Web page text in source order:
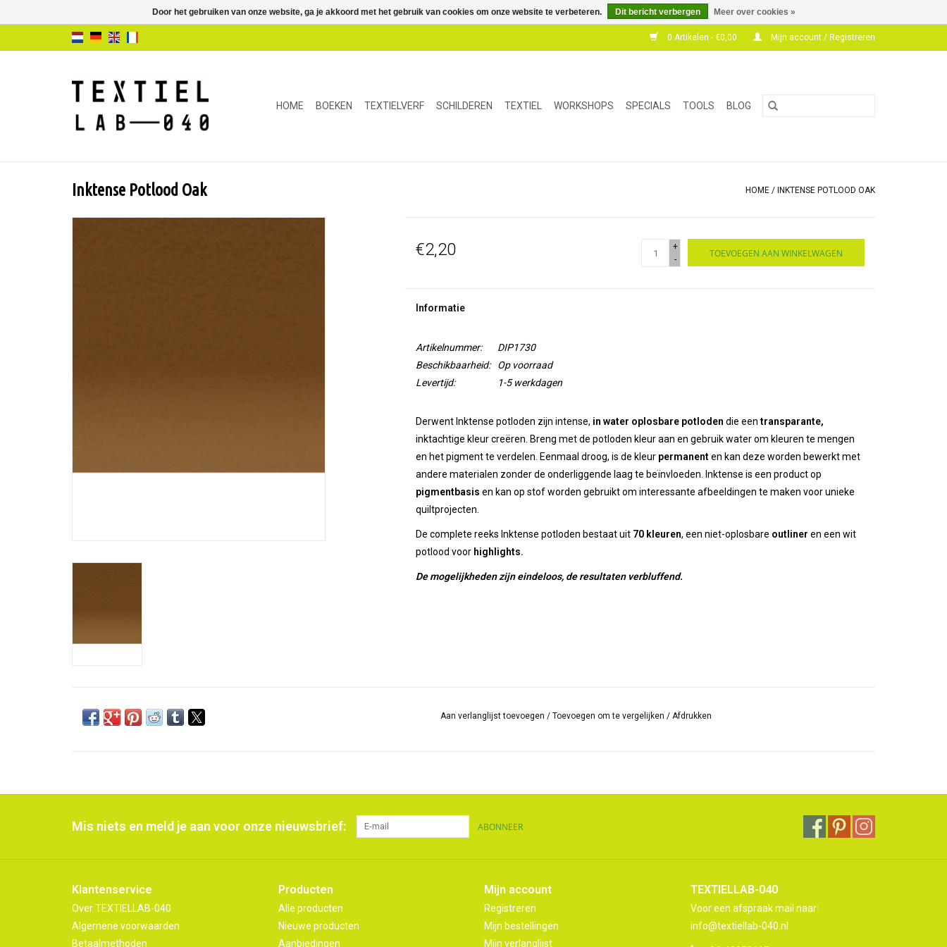
0 Artikelen - €0,00 Mijn account / Registreren
HOME BOEKEN TEXTIELVERF SCHILDEREN TEXTIEL WORKSHOPS SPECIALS TOOLS BLOG
Inktense Potlood Oak HOME / INKTENSE POTLOOD OAK
€2,20
+
-
TOEVOEGEN AAN WINKELWAGEN
Informatie
Artikelnummer:
DIP1730
Beschikbaarheid:
Op voorraad
Levertijd:
1-5 werkdagen
Derwent Inktense potloden zijn intense, in water oplosbare potloden die eentransparante,
inktachtige kleur creëren. Breng met de potloden kleur aan en gebruik water om kleuren te mengen
en het pigment te verdelen. Eenmaal droog, is de kleur permanenten kan deze worden bewerkt met
andere materialen zonder de onderliggende laag te beïnvloeden. Inktense is een product op
pigmentbasis en kan op stof worden gebruikt om interessante afbeeldingen te maken voor unieke
quiltprojecten.
De complete reeks Inktense potloden bestaat uit 70 kleuren, een niet-oplosbare outliner en een wit
potlood voor highlights.
De mogelijkheden zijn eindeloos, de resultaten verbluffend.
Aan verlanglijst toevoegen /Toevoegen om te vergelijken / Afdrukken
Mis niets en meld je aan voor onze nieuwsbrief: ABONNEER
Klantenservice
Over TEXTIELLAB-040
Algemene voorwaarden
Betaalmethoden
Producten
Alle producten
Nieuwe producten
Aanbiedingen
Mijn account
Registreren
Mijn bestellingen
Mijn verlanglijst
TEXTIELLAB-040
Voor een afspraak mail naar:
info@textiellab-040.nl
Door het gebruiken van onze website, ga je akkoord met het gebruik van cookies om onze website te verbeteren. Dit bericht verbergen Meer over cookies »